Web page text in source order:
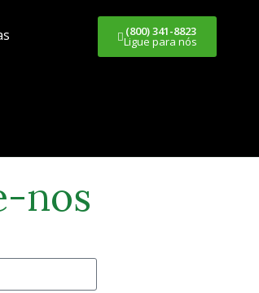
(800) 341-8823
Ligue para nós
nos